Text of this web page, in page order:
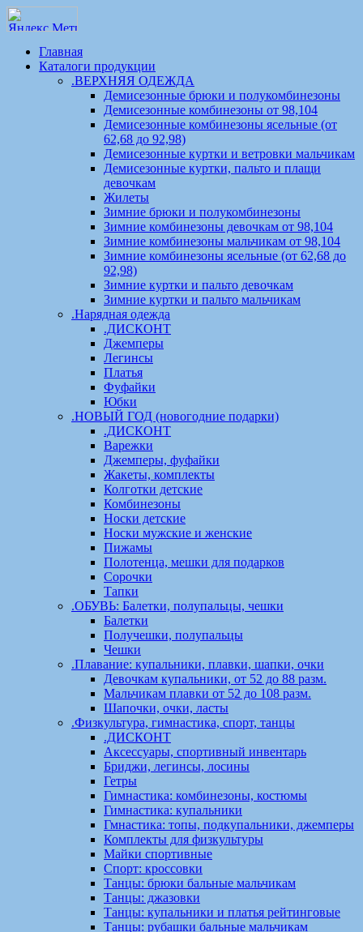
Главная
Каталоги продукции
.ВЕРХНЯЯ ОДЕЖДА
Демисезонные брюки и полукомбинезоны
Демисезонные комбинезоны от 98,104
Демисезонные комбинезоны ясельные (от
62,68 до 92,98)
Демисезонные куртки и ветровки мальчикам
Демисезонные куртки, пальто и плащи
девочкам
Жилеты
Зимние брюки и полукомбинезоны
Зимние комбинезоны девочкам от 98,104
Зимние комбинезоны мальчикам от 98,104
Зимние комбинезоны ясельные (от 62,68 до
92,98)
Зимние куртки и пальто девочкам
Зимние куртки и пальто мальчикам
.Нарядная одежда
.ДИСКОНТ
Джемперы
Легинсы
Платья
Фуфайки
Юбки
.НОВЫЙ ГОД (новогодние подарки)
.ДИСКОНТ
Варежки
Джемперы, фуфайки
Жакеты, комплекты
Колготки детские
Комбинезоны
Носки детские
Носки мужские и женские
Пижамы
Полотенца, мешки для подарков
Сорочки
Тапки
.ОБУВЬ: Балетки, полупальцы, чешки
Балетки
Получешки, полупальцы
Чешки
.Плавание: купальники, плавки, шапки, очки
Девочкам купальники, от 52 до 88 разм.
Мальчикам плавки от 52 до 108 разм.
Шапочки, очки, ласты
.Физкультура, гимнастика, спорт, танцы
.ДИСКОНТ
Аксессуары, спортивный инвентарь
Бриджи, легинсы, лосины
Гетры
Гимнастика: комбинезоны, костюмы
Гимнастика: купальники
Гмнастика: топы, подкупальники, джемперы
Комплекты для физкультуры
Майки спортивные
Спорт: кроссовки
Танцы: брюки бальные мальчикам
Танцы: джазовки
Танцы: купальники и платья рейтинговые
Танцы: рубашки бальные мальчикам